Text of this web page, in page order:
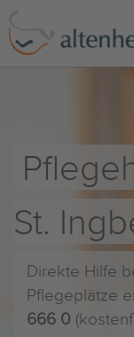
St.
Direkte Hilfe
Pflegeplätze
666 0